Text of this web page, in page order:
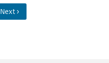
Next ›